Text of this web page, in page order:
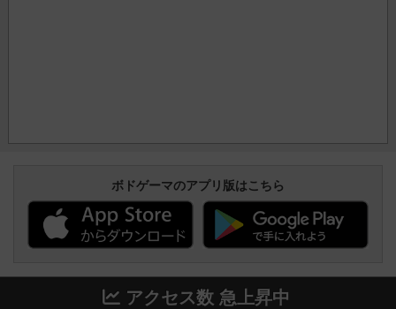
ボドゲーマのアプリ版はこちら
アクセス数 急上昇中